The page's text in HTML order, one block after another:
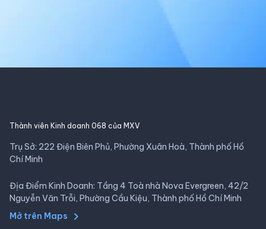
Thành viên Kinh doanh 068 của MXV
Trụ Sở: 222 Điện Biên Phủ, Phường Xuân Hoà, Thành phố Hồ
Chí Minh
Địa Điểm Kinh Doanh: Tầng 4 Toà nhà Nova Evergreen, 42/2
Nguyễn Văn Trỗi, Phường Cầu Kiệu, Thành phố Hồ Chí Minh
Mở trên Maps